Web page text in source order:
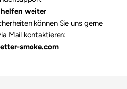
weiter
können Sie uns gerne
Mail kontaktieren:
smoke.com